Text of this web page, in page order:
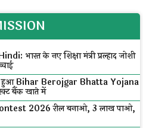
के नए शिक्षा मंत्री प्रल्हाद जोशी
Bihar Berojgar Bhatta Yojana
बैंक खाते में
2026 रील बनाओ, ₹3 लाख पाओ,